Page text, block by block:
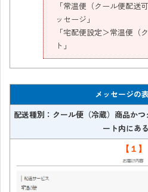
「常温便（クール便配送
ッセージ」
「宅配便設定＞常温便（
ト」
メッセージの
配送種別：クール便（冷蔵）商品か
ート内にあ
【１】